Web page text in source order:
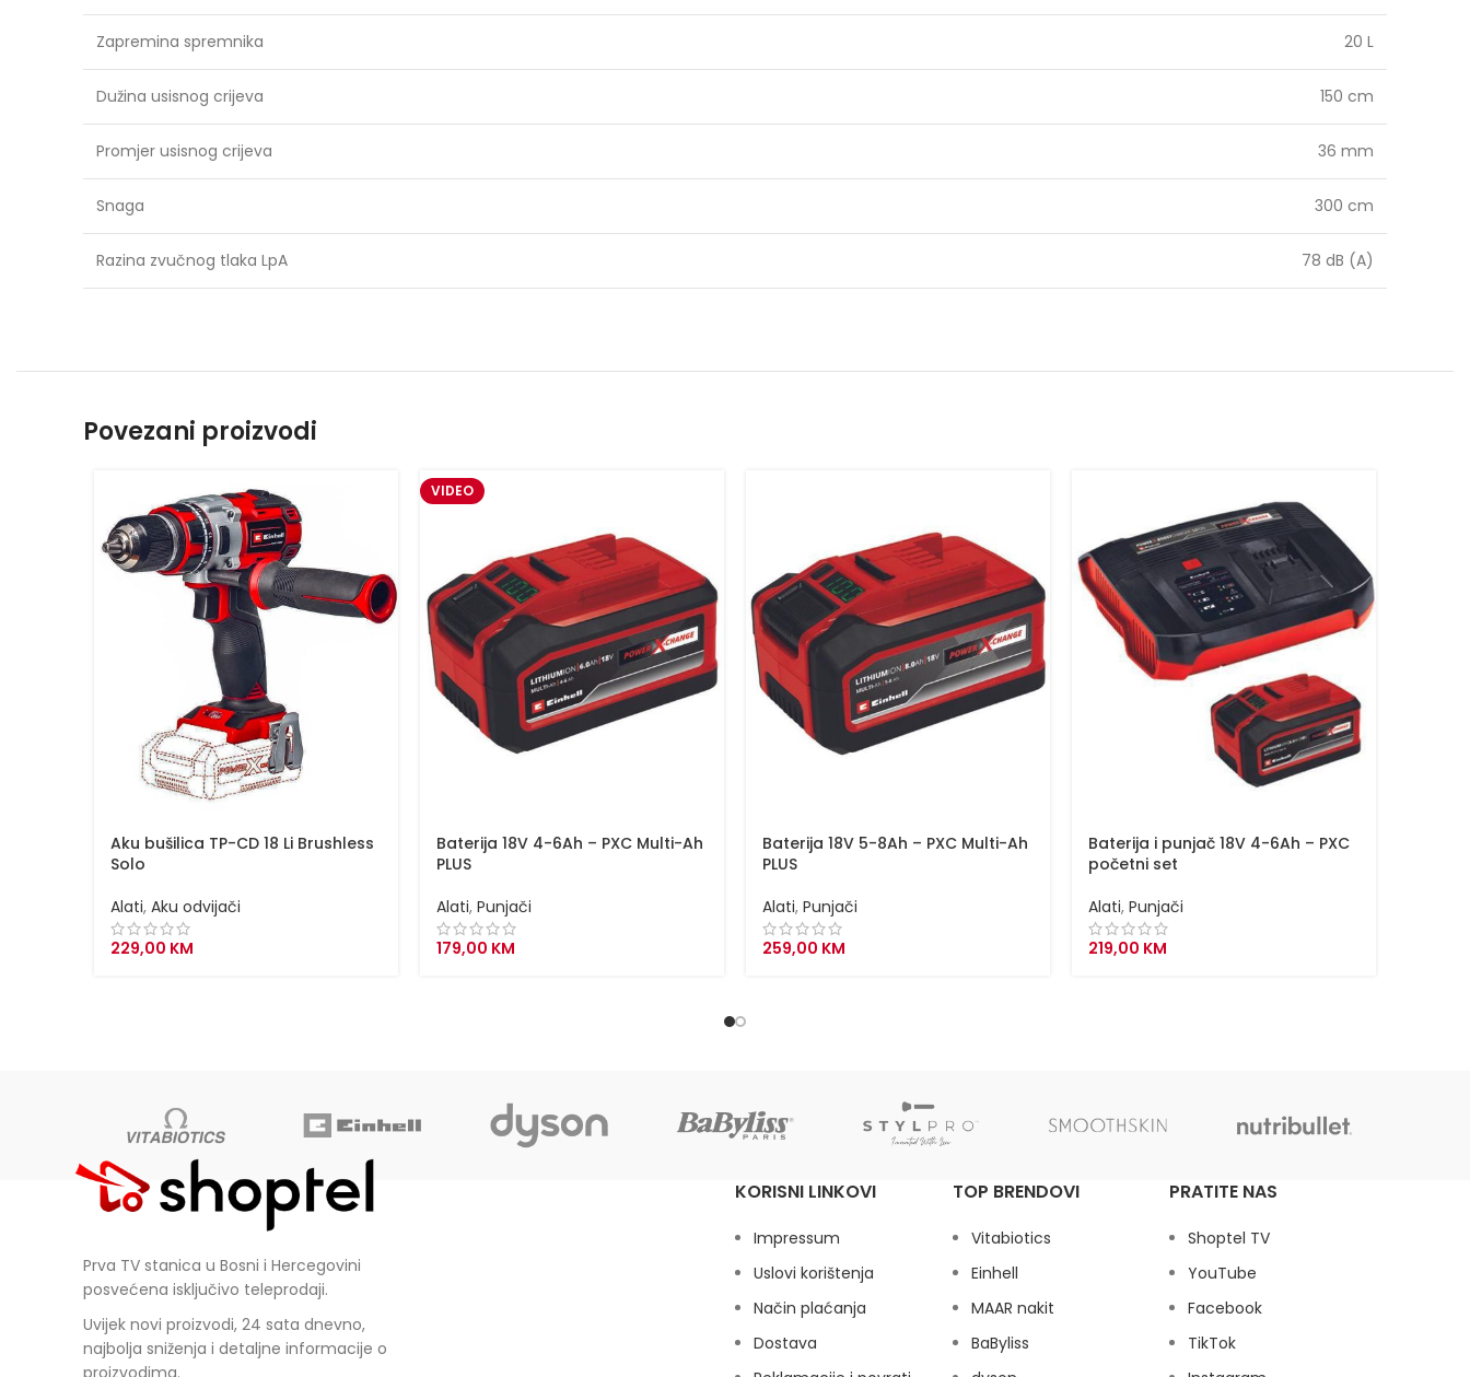
Zapremina spremnika 20 L
Dužina usisnog crijeva 150 cm
Promjer usisnog crijeva 36 mm
Snaga 300 cm
Razina zvučnog tlaka LpA 78 dB (A)
Povezani proizvodi
Aku bušilica TP-CD 18 Li Brushless
Solo
Alati, Aku odvijači
229,00 KM
VIDEO
Baterija 18V 4-6Ah – PXC Multi-Ah
PLUS
Alati, Punjači
179,00 KM
Baterija 18V 5-8Ah – PXC Multi-Ah
PLUS
Alati, Punjači
259,00 KM
Baterija i punjač 18V 4-6Ah – PXC
početni set
Alati, Punjači
219,00 KM
Prva TV stanica u Bosni i Hercegovini
posvećena isključivo teleprodaji.
Uvijek novi proizvodi, 24 sata dnevno,
najbolja sniženja i detaljne informacije o
KORISNI LINKOVI
Impressum
Uslovi korištenja
Način plaćanja
Dostava
TOP BRENDOVI
Vitabiotics
Einhell
MAAR nakit
BaByliss
PRATITE NAS
Shoptel TV
YouTube
Facebook
TikTok